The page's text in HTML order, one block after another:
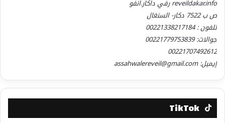
reveildakar.info رفي داكار.انفو
ص ب 7522 دكار- السنغال
تلفون : 00221338217184
جوالات: 00221779753839
00221707492612
إيميل: assahwalereveil@gmail.com
TikTok